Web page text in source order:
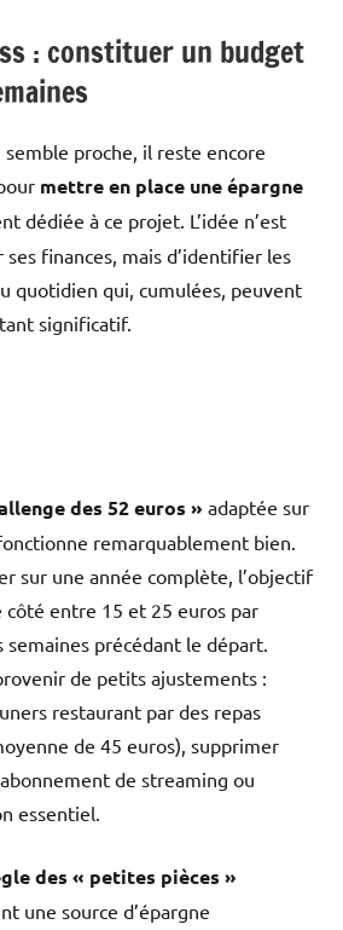
: constituer un budget
semble proche, il reste encore
mettre en place une épargne
dédiée à ce projet. L’idée n’est
finances, mais d’identifier les
quotidien qui, cumulées, peuvent
significatif.
des 52 euros » adaptée sur
remarquablement bien.
sur une année complète, l’objectif
entre 15 et 25 euros par
précédant le départ.
de petits ajustements :
restaurant par des repas
de 45 euros), supprimer
de streaming ou
essentiel.
des « petites pièces »
une source d’épargne